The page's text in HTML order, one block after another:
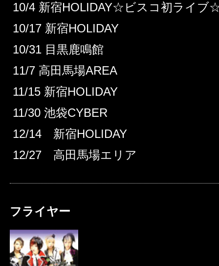
10/4 新宿HOLIDAY☆ビスコ初ライブ
10/17 新宿HOLIDAY
10/31 目黒鹿鳴館
11/7 高田馬場AREA
11/15 新宿HOLIDAY
11/30 池袋CYBER
12/14 新宿HOLIDAY
12/27 高田馬場エリア
フライヤー